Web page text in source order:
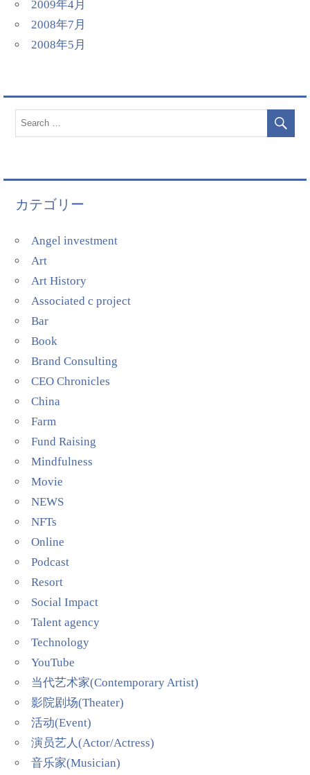
2009年4月
2008年7月
2008年5月
カテゴリー
Angel investment
Art
Art History
Associated c project
Bar
Book
Brand Consulting
CEO Chronicles
China
Farm
Fund Raising
Mindfulness
Movie
NEWS
NFTs
Online
Podcast
Resort
Social Impact
Talent agency
Technology
YouTube
当代艺术家(Contemporary Artist)
影院剧场(Theater)
活动(Event)
演员艺人(Actor/Actress)
音乐家(Musician)